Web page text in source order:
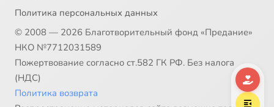
Политика персональных данных
© 2008 — 2026 Благотворительный фонд «Предание»
НКО №7712031589
Пожертвование согласно ст.582 ГК РФ. Без налога
(НДС)
Политика возврата